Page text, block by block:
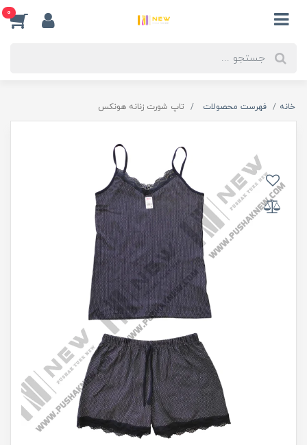
0
خانه فهرست محصولات تاپ شورت زنانه هونکس